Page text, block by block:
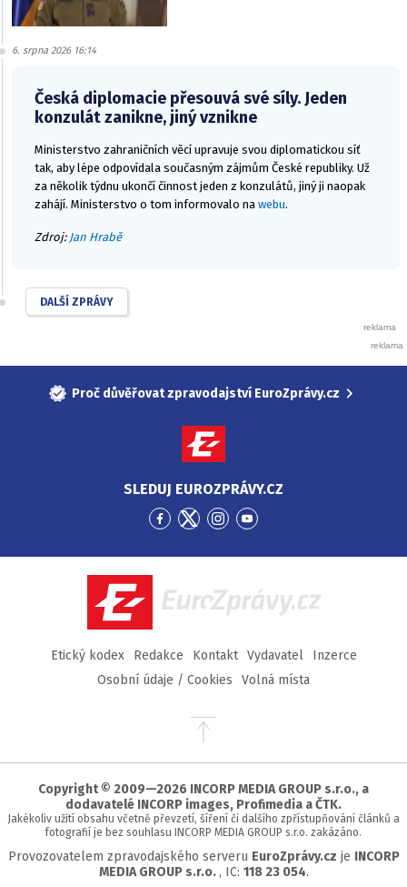
6. srpna 2026 16:14
Česká diplomacie přesouvá své síly. Jeden
konzulát zanikne, jiný vznikne
Ministerstvo zahraničních věcí upravuje svou diplomatickou síť
tak, aby lépe odpovídala současným zájmům České republiky. Už
za několik týdnu ukončí činnost jeden z konzulátů, jiný ji naopak
zahájí. Ministerstvo o tom informovalo na webu.
Zdroj: Jan Hrabě
DALŠÍ ZPRÁVY
Proč důvěřovat zpravodajství EuroZprávy.cz
SLEDUJ EUROZPRÁVY.CZ
Přejít
Facebook
Přejít
Twitter
Přejít
Instagram
Přejít
YouTube
EuroZprávy.cz
Etický kodex Redakce Kontakt Vydavatel
Inzerce
Osobní údaje / Cookies
Volná místa
Přejít
stránky
Copyright © 2009—2026 INCORP MEDIA GROUP s.r.o., a
dodavatelé INCORP images, Profimedia a ČTK.
Jakékoliv užití obsahu včetně převzetí, šíření či dalšího zpřístupňování článků a
fotografií je bez souhlasu INCORP MEDIA GROUP s.r.o. zakázáno.
Provozovatelem zpravodajského serveru EuroZprávy.cz je INCORP
MEDIA GROUP s.r.o. , IC: 118 23 054.